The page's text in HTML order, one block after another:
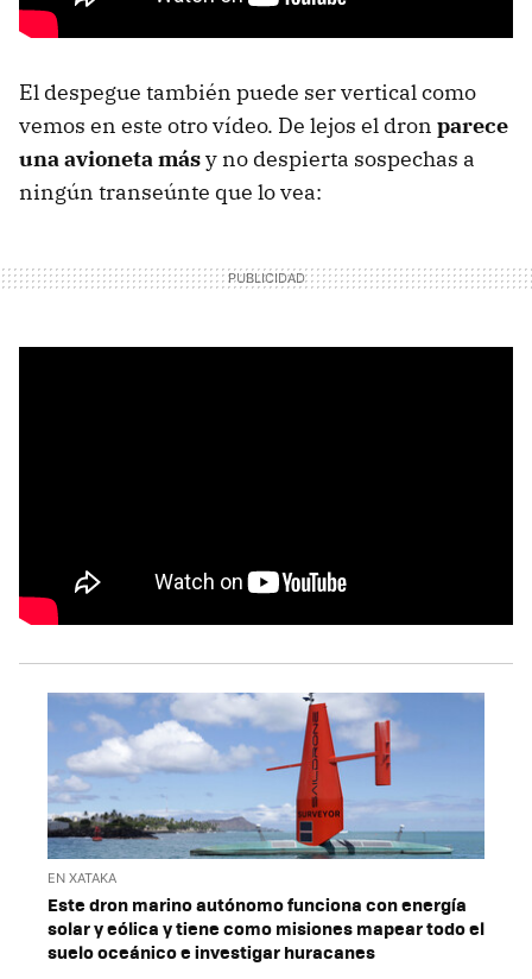
El despegue también puede ser vertical como
vemos en este otro vídeo. De lejos el dron parece
una avioneta másy no despierta sospechas a
ningún transeúnte que lo vea:
EN XATAKA
Este dron marino autónomo funciona con energía
solar y eólica y tiene como misiones mapear todo el
suelo oceánico e investigar huracanes